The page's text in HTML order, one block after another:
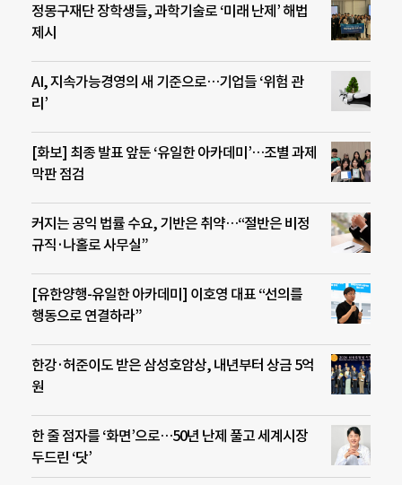
정몽구재단 장학생들, 과학기술로 ‘미래 난제’ 해법
제시
AI, 지속가능경영의 새 기준으로…기업들 ‘위험 관
리’
[화보] 최종 발표 앞둔 ‘유일한 아카데미’…조별 과제
막판 점검
커지는 공익 법률 수요, 기반은 취약…“절반은 비정
규직·나홀로 사무실”
[유한양행-유일한 아카데미] 이호영 대표 “선의를
행동으로 연결하라”
한강·허준이도 받은 삼성호암상, 내년부터 상금 5억
원
한 줄 점자를 ‘화면’으로…50년 난제 풀고 세계시장
두드린 ‘닷’